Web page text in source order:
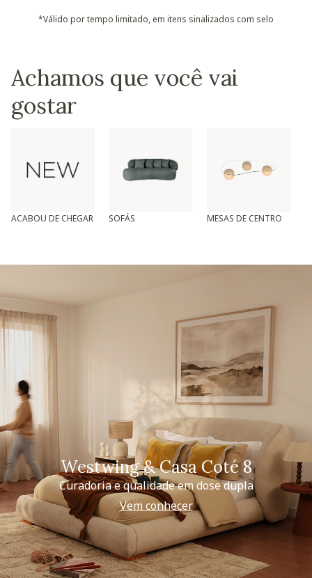
*Válido por tempo limitado, em itens sinalizados com selo
Achamos que você vai
gostar
ACABOU DE CHEGAR SOFÁS MESAS DE CENTRO
Westwing & Casa Coté 8
Curadoria e qualidade em dose dupla
Vem conhecer